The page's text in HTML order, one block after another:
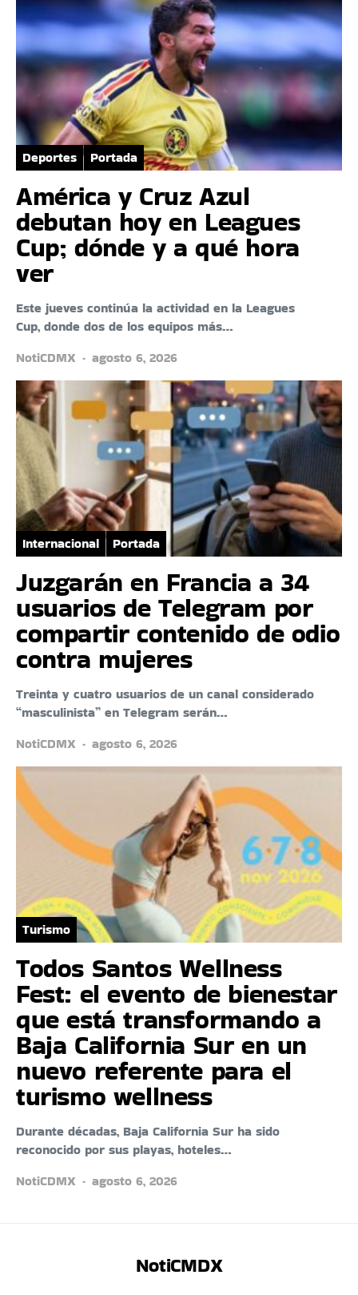
Deportes Portada
América y Cruz Azul
debutan hoy en Leagues
Cup; dónde y a qué hora
ver
Este jueves continúa la actividad en la Leagues
Cup, donde dos de los equipos más…
NotiCDMX
agosto 6, 2026
Internacional Portada
Juzgarán en Francia a 34
usuarios de Telegram por
compartir contenido de odio
contra mujeres
Treinta y cuatro usuarios de un canal considerado
“masculinista” en Telegram serán…
NotiCDMX
agosto 6, 2026
Turismo
Todos Santos Wellness
Fest: el evento de bienestar
que está transformando a
Baja California Sur en un
nuevo referente para el
turismo wellness
Durante décadas, Baja California Sur ha sido
reconocido por sus playas, hoteles…
NotiCDMX
agosto 6, 2026
NotiCMDX